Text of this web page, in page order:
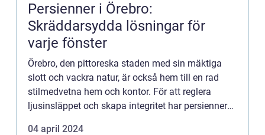
Persienner i Örebro:
Skräddarsydda lösningar för
varje fönster
Örebro, den pittoreska staden med sin mäktiga
slott och vackra natur, är också hem till en rad
stilmedvetna hem och kontor. För att reglera
ljusinsläppet och skapa integritet har persienner
04 april 2024